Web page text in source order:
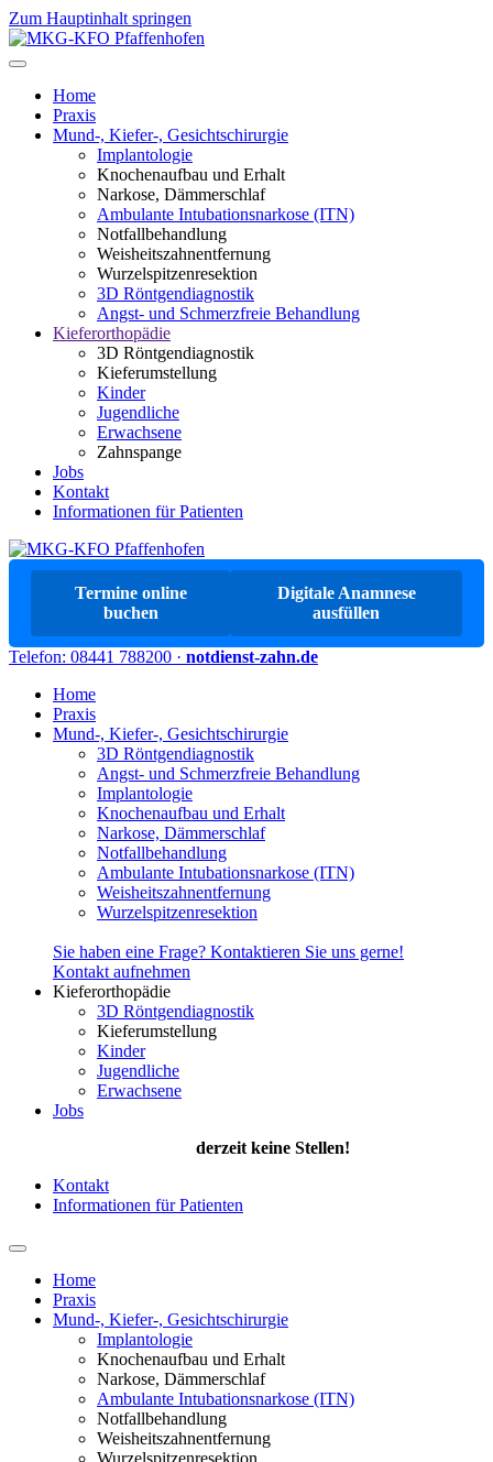
Zum Hauptinhalt springen
Home
Praxis
Mund-, Kiefer-, Gesichtschirurgie
Implantologie
Knochenaufbau und Erhalt
Narkose, Dämmerschlaf
Ambulante Intubationsnarkose (ITN)
Notfallbehandlung
Weisheitszahnentfernung
Wurzelspitzenresektion
3D Röntgendiagnostik
Angst- und Schmerzfreie Behandlung
Kieferorthopädie
3D Röntgendiagnostik
Kieferumstellung
Kinder
Jugendliche
Erwachsene
Zahnspange
Jobs
Kontakt
Informationen für Patienten
Termine online
buchen
Digitale Anamnese
ausfüllen
Telefon: 08441 788200 · notdienst-zahn.de
Home
Praxis
Mund-, Kiefer-, Gesichtschirurgie
3D Röntgendiagnostik
Angst- und Schmerzfreie Behandlung
Implantologie
Knochenaufbau und Erhalt
Narkose, Dämmerschlaf
Notfallbehandlung
Ambulante Intubationsnarkose (ITN)
Weisheitszahnentfernung
Wurzelspitzenresektion
Sie haben eine Frage? Kontaktieren Sie uns gerne!
Kontakt aufnehmen
Kieferorthopädie
3D Röntgendiagnostik
Kieferumstellung
Kinder
Jugendliche
Erwachsene
Jobs
derzeit keine Stellen!
Kontakt
Informationen für Patienten
Home
Praxis
Mund-, Kiefer-, Gesichtschirurgie
Implantologie
Knochenaufbau und Erhalt
Narkose, Dämmerschlaf
Ambulante Intubationsnarkose (ITN)
Notfallbehandlung
Weisheitszahnentfernung
Wurzelspitzenresektion